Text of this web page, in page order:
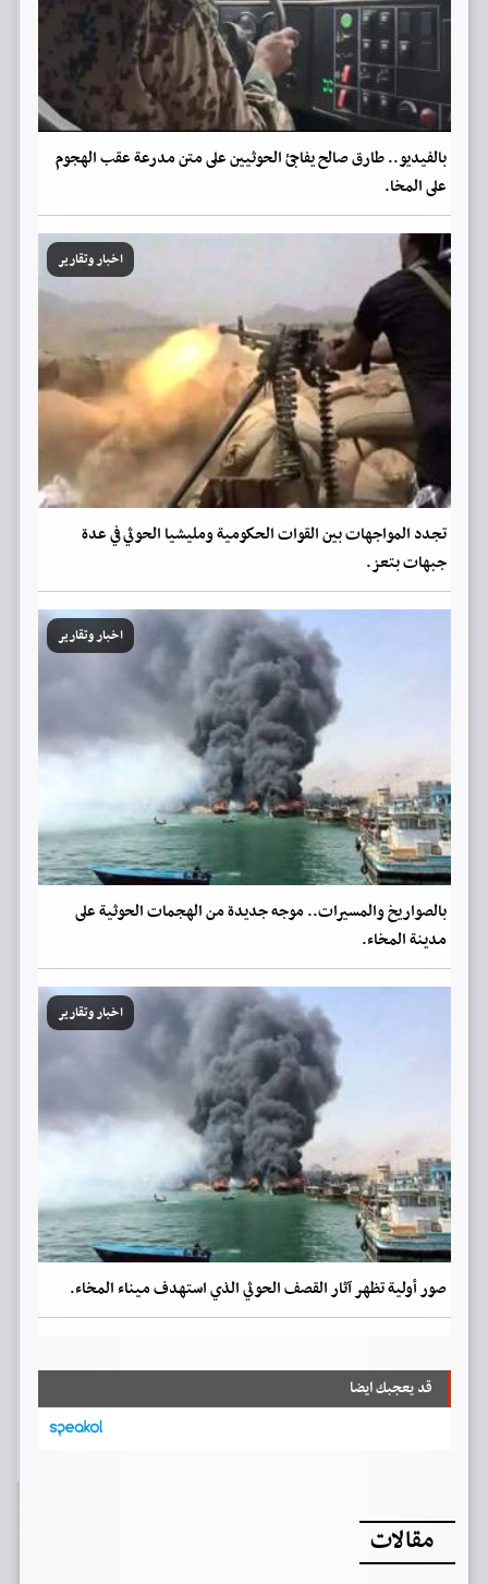
بالفيديو.. طارق صالح يفاجئ الحوثيين على متن مدرعة عقب الهجوم
على المخا.
اخبار وتقارير
تجدد المواجهات بين القوات الحكومية ومليشيا الحوثي في عدة
جبهات بتعز.
اخبار وتقارير
بالصواريخ والمسيرات.. موجه جديدة من الهجمات الحوثية على
مدينة المخاء.
اخبار وتقارير
صور أولية تظهر آثار القصف الحوثي الذي استهدف ميناء المخاء.
قد يعجبك ايضا
مقالات